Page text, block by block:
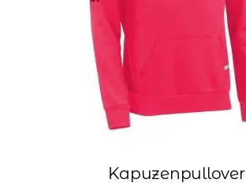
Kapuzenpullover